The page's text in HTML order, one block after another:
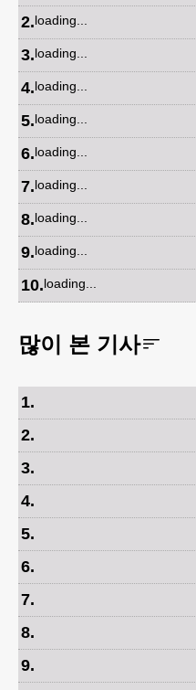
2.loading...
3.loading...
4.loading...
5.loading...
6.loading...
7.loading...
8.loading...
9.loading...
10.loading...
많이 본 기사
1.
2.
3.
4.
5.
6.
7.
8.
9.